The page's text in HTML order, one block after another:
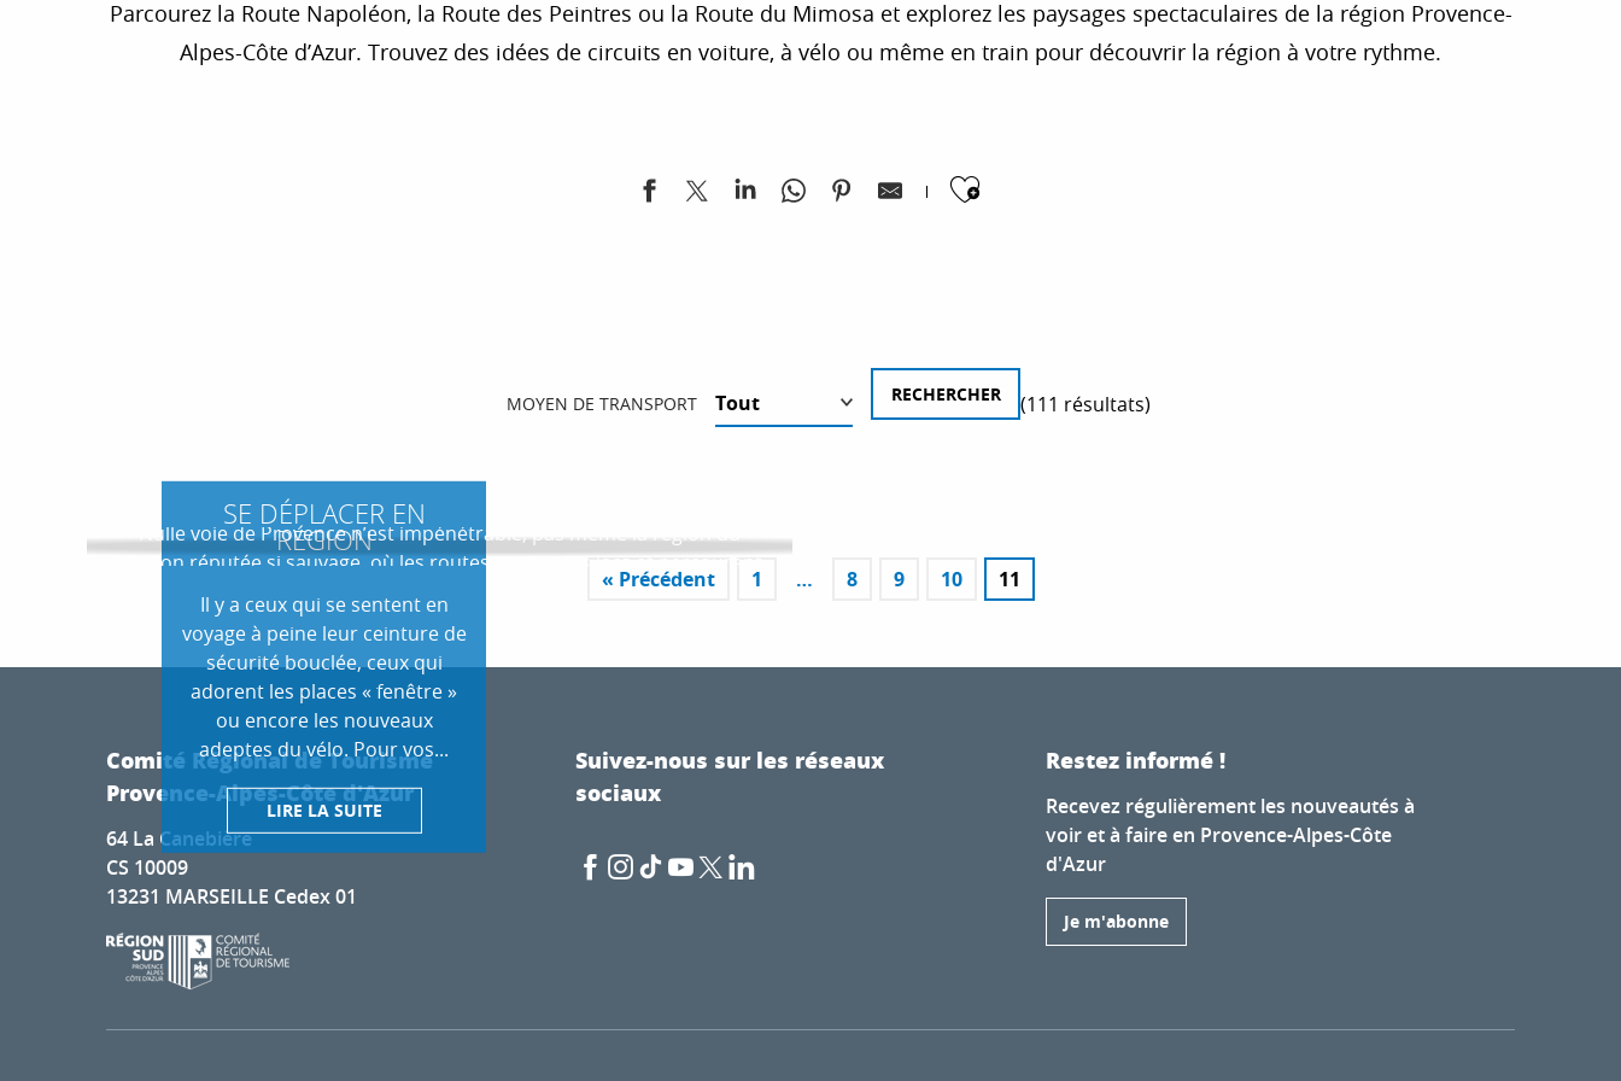
Parcourez la Route Napoléon, la Route des Peintres ou la Route du Mimosa et explorez les paysages spectaculaires de la région Provence-
Alpes-Côte d’Azur. Trouvez des idées de circuits en voiture, à vélo ou même en train pour découvrir la région à votre rythme.
Ajouter aux favoris
MOYEN DE TRANSPORT (111 résultats)
ITINÉRAIRE À TRAVERS LE GRAND CANYON DU VERDON
Nulle voie de Provence n’est impénétrable, pas même la région du
Verdon réputée si sauvage, où les routes suivent les lacs et parcourent
les grands plateaux avant d’onduler...« Précédent 1 … 8 9 10 11
SE DÉPLACER EN
RÉGION
Il y a ceux qui se sentent en
voyage à peine leur ceinture de
sécurité bouclée, ceux qui
adorent les places « fenêtre »
ou encore les nouveaux
adeptes du vélo. Pour vos...
LIRE LA SUITE
Comité Régional de Tourisme
Provence-Alpes-Côte d'Azur
64 La Canebière
CS 10009
13231 MARSEILLE Cedex 01
Suivez-nous sur les réseaux
sociaux
Restez informé !
Recevez régulièrement les nouveautés à
voir et à faire en Provence-Alpes-Côte
d'Azur
Je m'abonne